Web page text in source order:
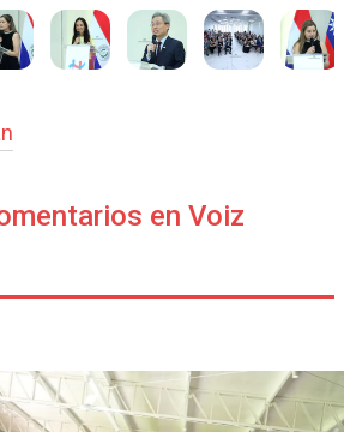
en Voiz